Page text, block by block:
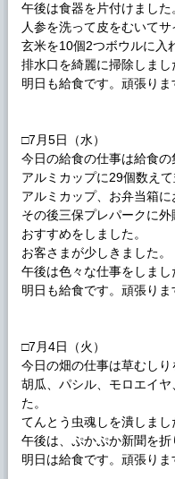
午後は食器を片付けました
人参を洗って皮をむいてサ
玄米を10個2つボウルに入
排水口を綺麗に掃除しまし
明日も給食です。頑張りま
□7月5日（水）
今日の給食の仕事は給食の
アルミカップに29個数えて
アルミカップ、お弁当箱に
その後三保プレパークに外
おすすめをしました。
お客さまが少しきました。
午後は色々な仕事をしまし
明日も給食です。頑張りま
□7月4日（火）
今日の畑の仕事は草むしり
胡瓜、パシル、モロエイ
た。
てんとう虫魂しを潰しまし
午後は、ぷかぷか新聞を折
明日は給食です。頑張りま